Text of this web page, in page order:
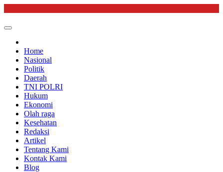
content
Home
Nasional
Politik
Daerah
TNI POLRI
Hukum
Ekonomi
Olah raga
Kesehatan
Redaksi
Artikel
Tentang Kami
Kontak Kami
Blog